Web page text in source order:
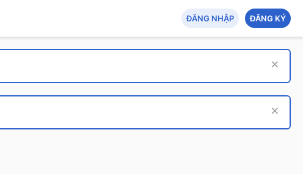
ĐĂNG NHẬP ĐĂNG KÝ